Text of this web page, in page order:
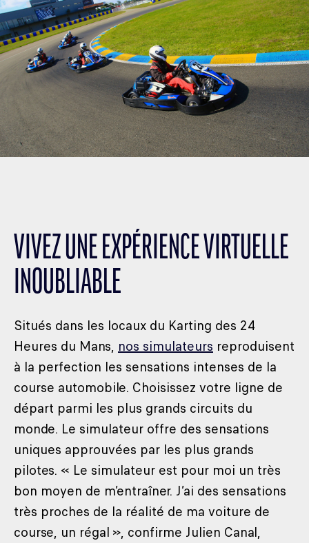
VIVEZ UNE EXPÉRIENCE VIRTUELLE
INOUBLIABLE
Situés dans les locaux du Karting des 24
Heures du Mans, nos simulateurs reproduisent
à la perfection les sensations intenses de la
course automobile. Choisissez votre ligne de
départ parmi les plus grands circuits du
monde. Le simulateur offre des sensations
uniques approuvées par les plus grands
pilotes. « Le simulateur est pour moi un très
bon moyen de m’entraîner. J’ai des sensations
très proches de la réalité de ma voiture de
course, un régal », confirme Julien Canal,